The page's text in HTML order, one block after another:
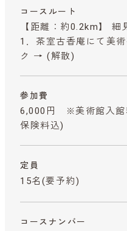
コースルート
【距離：約0.2km】
1．茶室古香庵にて美
ク → (解散)
参加費
6,000円 ※美術館入館
保険料込)
定員
15名(要予約)
コースナンバー